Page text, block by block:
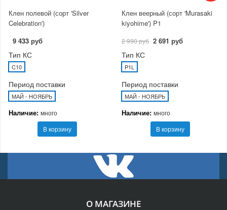
Клен полевой (сорт 'Silver
Celebration')
9 433 руб
Тип КС
C10
Период поставки
МАЙ - НОЯБРЬ
Наличие: много
В корзину
Клен веерный (сорт 'Murasaki
kiyohime') P1
2 990 руб 2 691 руб
Тип КС
P1L
Период поставки
МАЙ - НОЯБРЬ
Наличие: много
В корзину
О МАГАЗИНЕ